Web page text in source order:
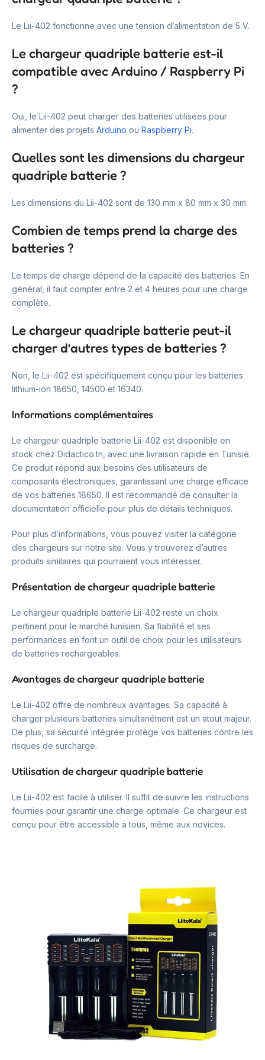
Le Lii-402 fonctionne avec une tension d’alimentation de 5 V.
Le chargeur quadriple batterie est-il
compatible avec Arduino / Raspberry Pi
?
Oui, le Lii-402 peut charger des batteries utilisées pour
alimenter des projets Arduino ou Raspberry Pi.
Quelles sont les dimensions du chargeur
quadriple batterie ?
Les dimensions du Lii-402 sont de 130 mm x 80 mm x 30 mm.
Combien de temps prend la charge des
batteries ?
Le temps de charge dépend de la capacité des batteries. En
général, il faut compter entre 2 et 4 heures pour une charge
complète.
Le chargeur quadriple batterie peut-il
charger d’autres types de batteries ?
Non, le Lii-402 est spécifiquement conçu pour les batteries
lithium-ion 18650, 14500 et 16340.
Informations complémentaires
Le chargeur quadriple batterie Lii-402 est disponible en
stock chez Didactico.tn, avec une livraison rapide en Tunisie.
Ce produit répond aux besoins des utilisateurs de
composants électroniques, garantissant une charge efficace
de vos batteries 18650. Il est recommandé de consulter la
documentation officielle pour plus de détails techniques.
Pour plus d’informations, vous pouvez visiter la catégorie
des chargeurs sur notre site. Vous y trouverez d’autres
produits similaires qui pourraient vous intéresser.
Présentation de chargeur quadriple batterie
Le chargeur quadriple batterie Lii-402 reste un choix
pertinent pour le marché tunisien. Sa fiabilité et ses
performances en font un outil de choix pour les utilisateurs
de batteries rechargeables.
Avantages de chargeur quadriple batterie
Le Lii-402 offre de nombreux avantages. Sa capacité à
charger plusieurs batteries simultanément est un atout majeur.
De plus, sa sécurité intégrée protège vos batteries contre les
risques de surcharge.
Utilisation de chargeur quadriple batterie
Le Lii-402 est facile à utiliser. Il suffit de suivre les instructions
fournies pour garantir une charge optimale. Ce chargeur est
conçu pour être accessible à tous, même aux novices.